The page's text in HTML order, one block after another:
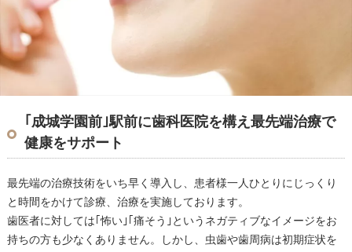
｢成城学園前｣駅前に歯科医院を構え最先端治療で
健康をサポート
最先端の治療技術をいち早く導入し、患者様一人ひとりにじっくり
と時間をかけて診療、治療を実施しております。
歯医者に対しては｢怖い｣｢痛そう｣というネガティブなイメージをお
持ちの方も少なくありません。しかし、虫歯や歯周病は初期症状を